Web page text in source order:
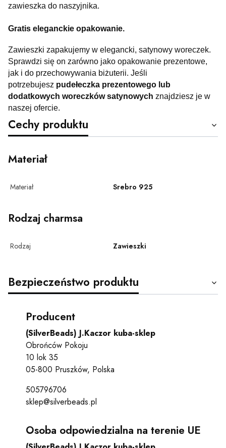
zawieszka do naszyjnika.
Gratis eleganckie opakowanie.
Zawieszki zapakujemy w elegancki, satynowy woreczek.
Sprawdzi się on zarówno jako opakowanie prezentowe,
jak i do przechowywania biżuterii. Jeśli
potrzebujesz pudełeczka prezentowego lub
dodatkowych woreczków satynowych znajdziesz je w
naszej ofercie.
Cechy produktu
Materiał
Materiał Srebro 925
Rodzaj charmsa
Rodzaj Zawieszki
Bezpieczeństwo produktu
Producent
(SilverBeads) J.Kaczor kuba-sklep
Obrońców Pokoju
10 lok 35
05-800 Pruszków, Polska
505796706
sklep@silverbeads.pl
Osoba odpowiedzialna na terenie UE